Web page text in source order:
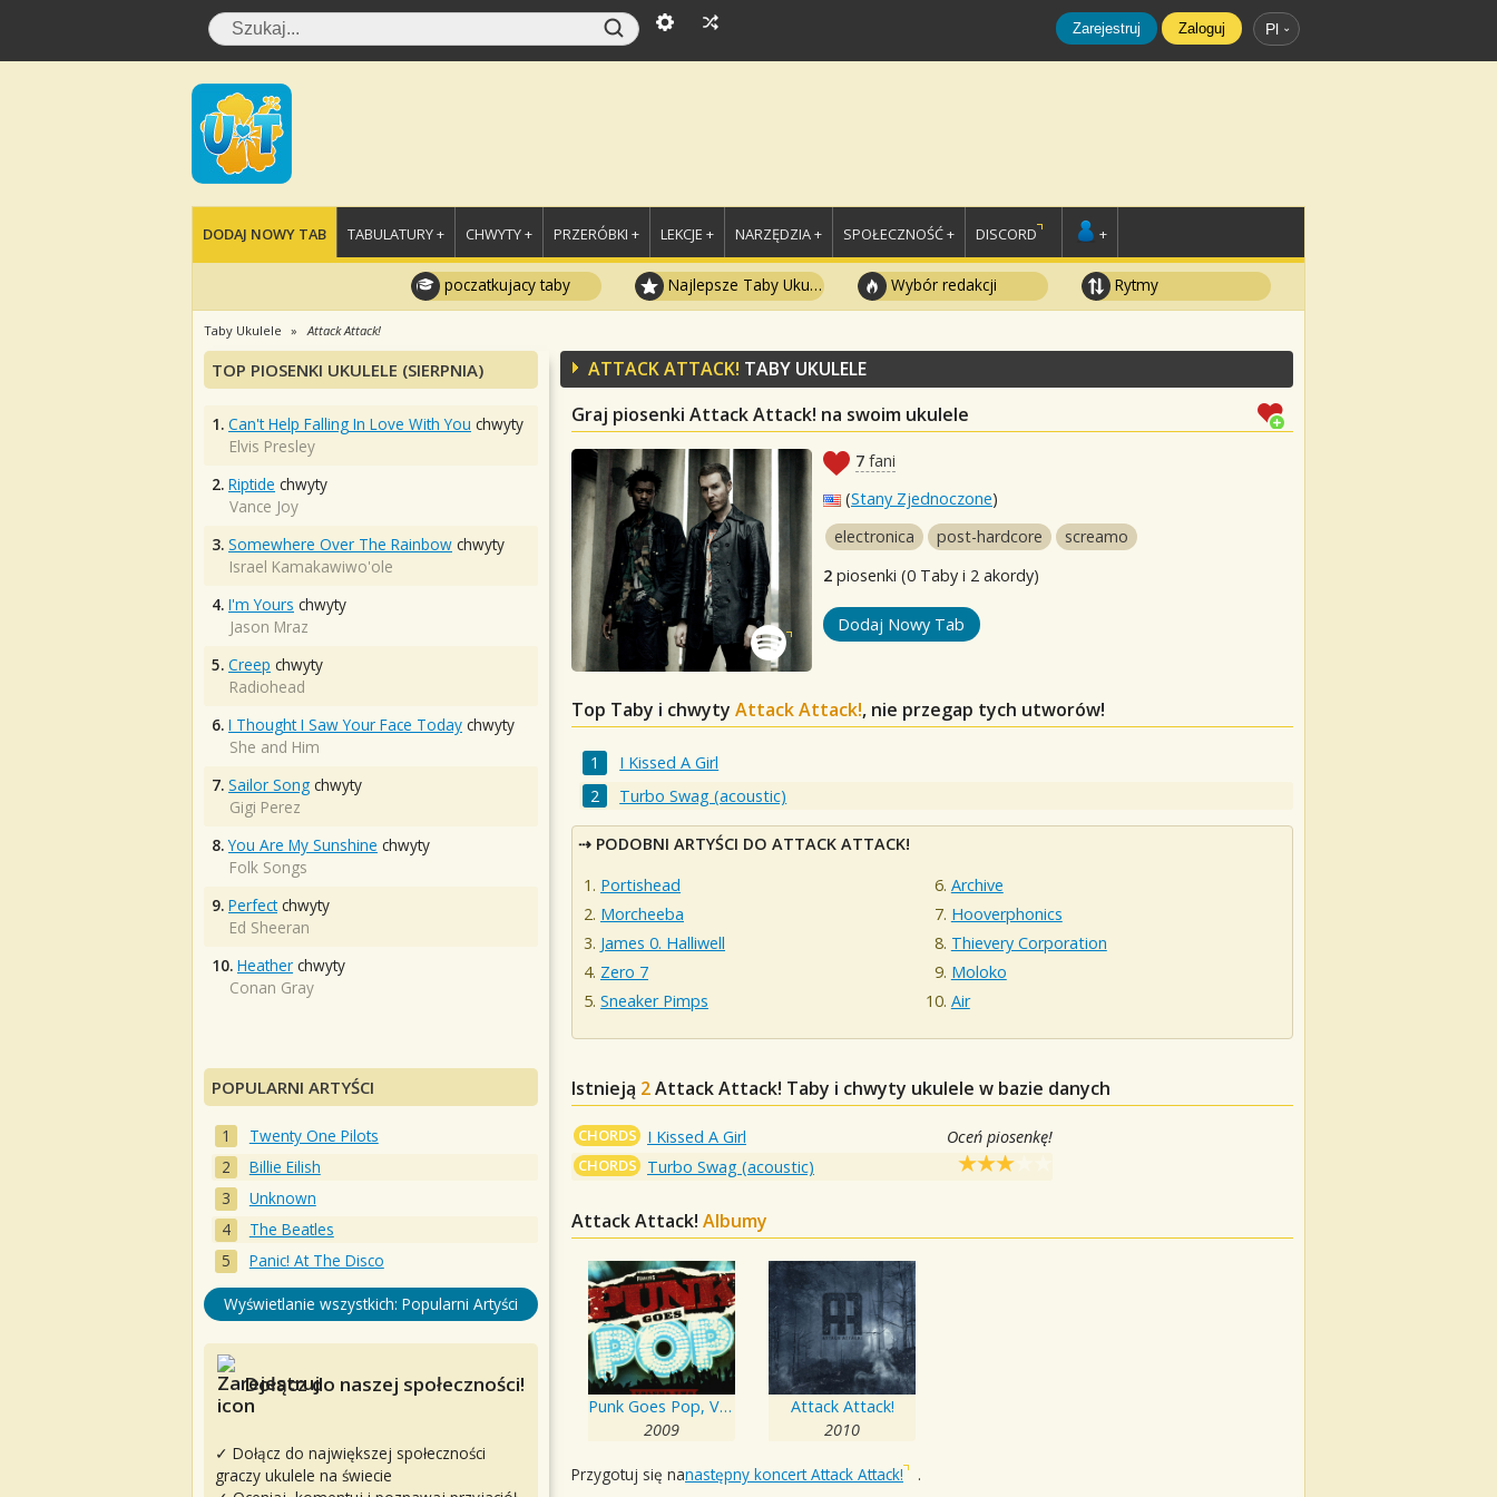
Zarejestruj Zaloguj Pl
DODAJ NOWY TAB TABULATURY + CHWYTY + PRZERÓBKI + LEKCJE + NARZĘDZIA + SPOŁECZNOŚĆ + DISCORD +
poczatkujacy taby Najlepsze Taby Ukulele Wybór redakcji Rytmy
Taby Ukulele Attack Attack!
ATTACK ATTACK! TABY UKULELE
Graj piosenki Attack Attack! na swoim ukulele
7 fani
(Stany Zjednoczone)
electronica
post-hardcore
screamo
2 piosenki (0 Taby i 2 akordy)
Dodaj Nowy Tab
Top Taby i chwyty Attack Attack!, nie przegap tych utworów!
I Kissed A Girl
Turbo Swag (acoustic)
PODOBNI ARTYŚCI DO ATTACK ATTACK!
Portishead
Morcheeba
James 0. Halliwell
Zero 7
Sneaker Pimps
Archive
Hooverphonics
Thievery Corporation
Moloko
Air
Istnieją 2Attack Attack! Taby i chwyty ukulele w bazie danych
CHORDS I Kissed A Girl Oceń piosenkę!
CHORDS Turbo Swag (acoustic)
Attack Attack! Albumy
Punk Goes Pop, Vol. 2
2009
Attack Attack!
2010
Przygotuj się nanastępny koncert Attack Attack! .
TOP PIOSENKI UKULELE (SIERPNIA)
1. Can't Help Falling In Love With You chwyty
Elvis Presley
2. Riptide chwyty
Vance Joy
3. Somewhere Over The Rainbow chwyty
Israel Kamakawiwo'ole
4. I'm Yours chwyty
Jason Mraz
5. Creep chwyty
Radiohead
6. I Thought I Saw Your Face Today chwyty
She and Him
7. Sailor Song chwyty
Gigi Perez
8. You Are My Sunshine chwyty
Folk Songs
9. Perfectchwyty
Ed Sheeran
10. Heather chwyty
Conan Gray
POPULARNI ARTYŚCI
Twenty One Pilots
Billie Eilish
Unknown
The Beatles
Panic! At The Disco
Wyświetlanie wszystkich: Popularni Artyści
Dołącz do naszej społeczności!
✓ Dołącz do największej społeczności
graczy ukulele na świecie